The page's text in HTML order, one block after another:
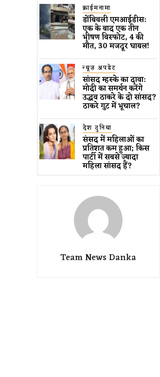
क्राईमनामा
डोंबिवली एमआईडीस:
एक के बाद एक तीन
भीषण विस्फोट, 4 की
मौत, 30 मजदूर घायल!
न्यूज़ अपडेट
सांसद म्हस्के का दावा:
मोदी का समर्थन करेंगे
उद्धव ठाकरे के दो सांसद?
ठाकरे गुट में भूचाल?
देश दुनिया
संसद में महिलाओं का
प्रतिशत कम ​हुआ​; किस
पार्टी में सबसे ज्यादा
महिला सांसद हैं?
Team News Danka